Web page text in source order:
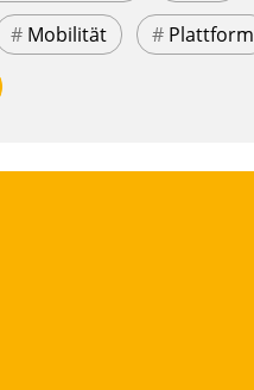
# Mobilität # Plattform